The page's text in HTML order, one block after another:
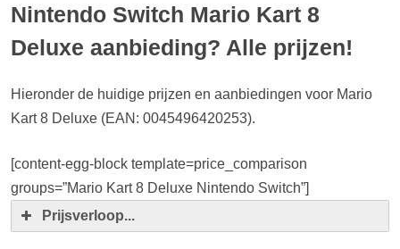
Nintendo Switch Mario Kart 8
Deluxe aanbieding? Alle prijzen!
Hieronder de huidige prijzen en aanbiedingen voor Mario
Kart 8 Deluxe (EAN: 0045496420253).
[content-egg-block template=price_comparison
groups=”Mario Kart 8 Deluxe Nintendo Switch”]
Prijsverloop...